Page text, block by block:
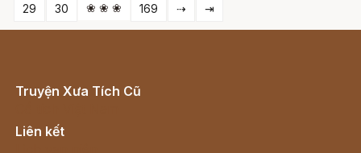
29
30 ❀ ❀ ❀ 169 ⇢ ⇥
Truyện Xưa Tích Cũ
Liên kết